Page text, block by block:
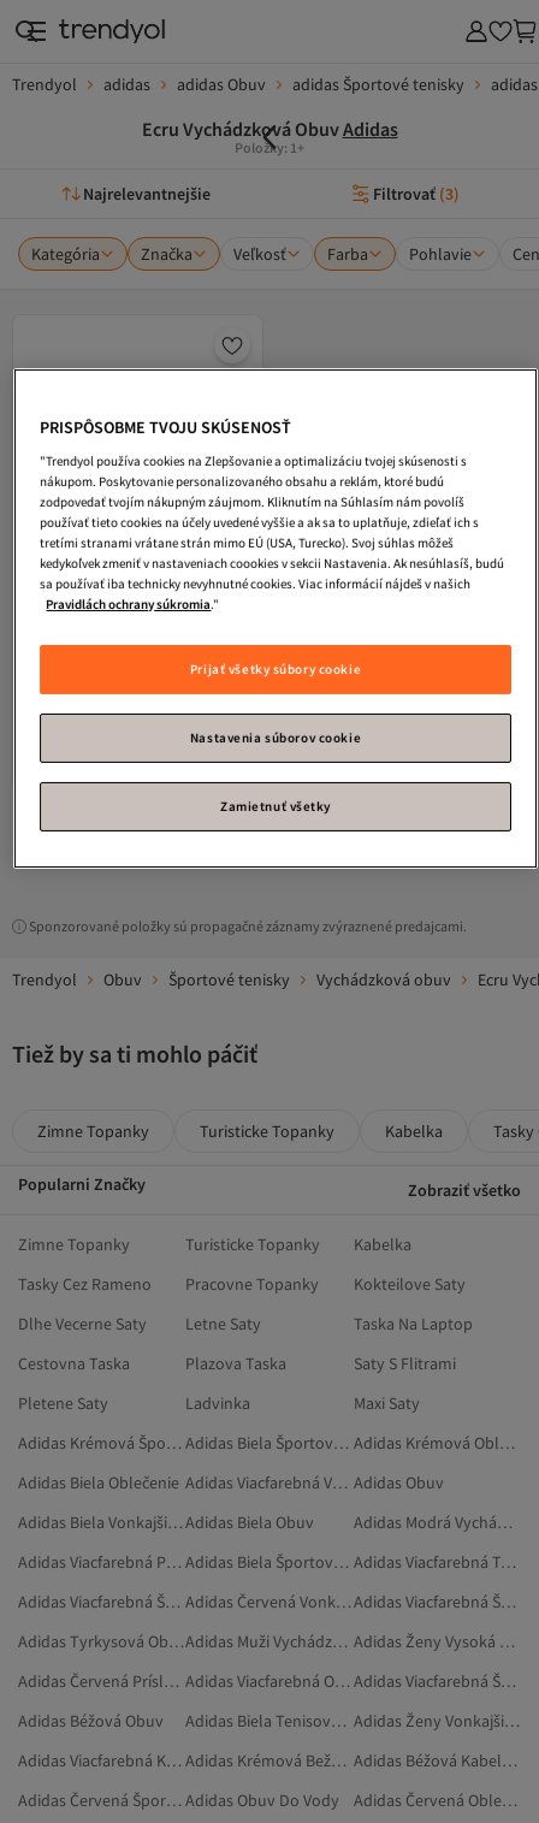
Trendyol adidas adidas Obuv adidas Športové tenisky
Ecru Vychádzková ObuvAdidas
Položky: 1+
Najrelevantnejšie Filtrovať (3)
Kategória Značka Veľkosť Farba Pohlavie
97,
Sponzorované položky sú propagačné záznamy zvýraznené predajcami.
Trendyol Obuv Športové tenisky Vychádzková obuv Ecru
Tiež by sa ti mohlo páčiť
Zimne Topanky Turisticke Topanky Kabelka Tasky
Popularni Značky Zobraziť všetko
Zimne Topanky Turisticke Topanky
Kabelka
Tasky Cez Rameno
Pracovne Topanky
Kokteilove Saty
Dlhe Vecerne Saty
Letne Saty
Taska Na Laptop
Cestovna Taska
Plazova Taska
Saty S Flitrami
Pletene Saty
Ladvinka
Maxi Saty
Adidas Krémová Športové Oblečenie
Adidas Biela Športové Oblečenie
Adidas Krémová Oblečenie
Adidas Biela Oblečenie
Adidas Viacfarebná Vonkajšia Obuv Adidas Obuv
Adidas Biela Vonkajšia ObuvAdidas Biela Obuv
Adidas Modrá Vychádzková Obuv
Adidas Viacfarebná Príslušenstvo
Adidas Biela Športové Saká
Adidas Viacfarebná Tenisová Obuv
Adidas Viacfarebná Športové Oblečenie
Adidas Červená Vonkajšia Obuv
Adidas Viacfarebná Športové Saká
Adidas Tyrkysová Obuv
Adidas Muži Vychádzková Obuv
Adidas Ženy Vysoká Obuv
Adidas Červená Príslušenstvo
Adidas Viacfarebná Oblečenie
Adidas Viacfarebná Športové Legíny
Adidas Béžová Obuv
Adidas Biela Tenisová Obuv
Adidas Ženy Vonkajšia Obuv
Adidas Viacfarebná Kabelky Cez Rameno
Adidas Krémová Bežecká A Tréningová Obuv
Adidas Béžová Kabelky Cez Rameno
Adidas Červená Športové Saká Adidas Obuv Do Vody
Adidas Červená Oblečenie
PRISPÔSOBME TVOJU SKÚSENOSŤ
"Trendyol používa cookies na Zlepšovanie a optimalizáciu tvojej skúsenosti s
nákupom. Poskytovanie personalizovaného obsahu a reklám, ktoré budú
zodpovedať tvojím nákupným záujmom. Kliknutím na Súhlasím nám povolíš
používať tieto cookies na účely uvedené vyššie a ak sa to uplatňuje, zdieľať ich s
tretími stranami vrátane strán mimo EÚ (USA, Turecko). Svoj súhlas môžeš
kedykoľvek zmeniť v nastaveniach coookies v sekcii Nastavenia. Ak nesúhlasíš, budú
sa používať iba technicky nevyhnutné cookies. Viac informácií nájdeš v našich
Pravidlách ochrany súkromia."
Prijať všetky súbory cookie
Nastavenia súborov cookie
Zamietnuť všetky